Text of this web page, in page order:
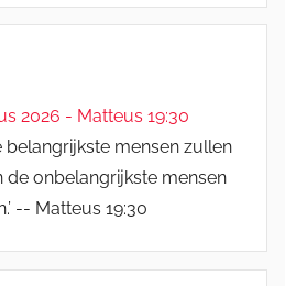
2026 - Matteus 19:30
belangrijkste mensen zullen
de onbelangrijkste mensen
-- Matteus 19:30